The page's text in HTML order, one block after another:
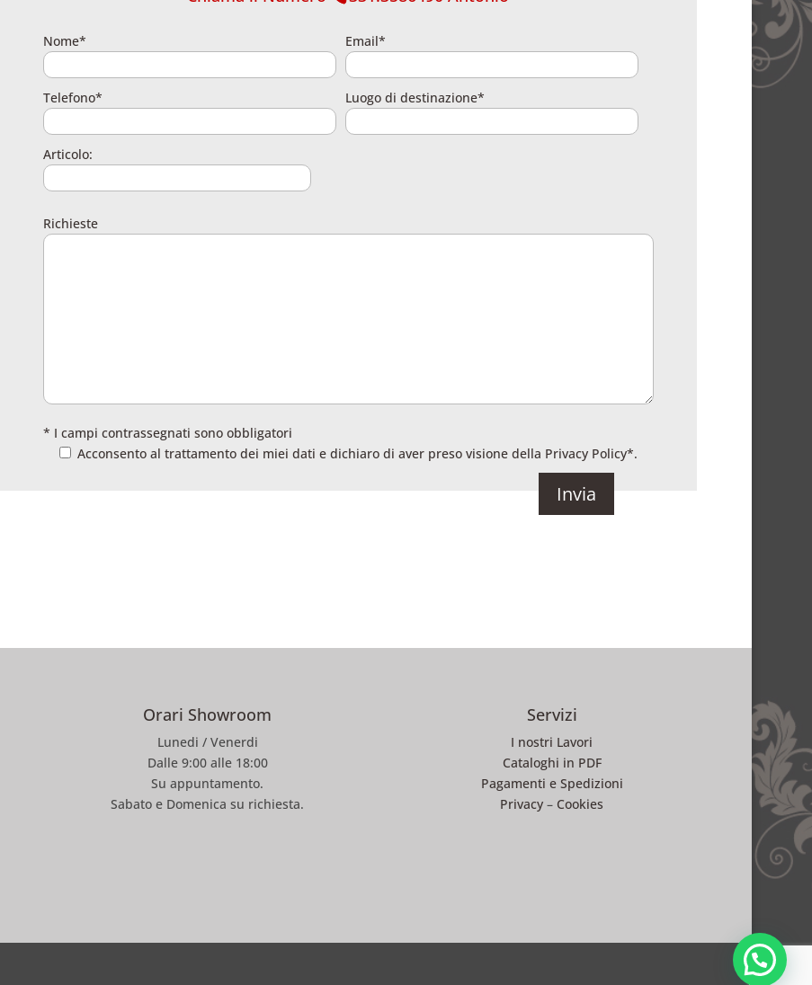
Nome* Email*
Telefono* Luogo di destinazione*
Articolo:
Richieste
* I campi contrassegnati sono obbligatori
Acconsento al trattamento dei miei dati e dichiaro di aver preso visione della Privacy Policy*.
Orari Showroom
Lunedi / Venerdi
Dalle 9:00 alle 18:00
Su appuntamento.
Sabato e Domenica su richiesta.
Servizi
I nostri Lavori
Cataloghi in PDF
Pagamenti e Spedizioni
Privacy – Cookies